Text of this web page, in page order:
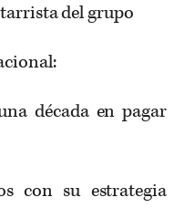
del grupo
década en pagar
con su estrategia